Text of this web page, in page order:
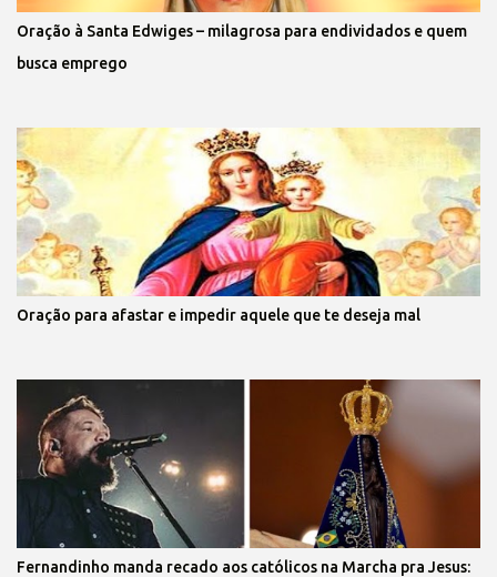
Oração à Santa Edwiges – milagrosa para endividados e quem
busca emprego
Oração para afastar e impedir aquele que te deseja mal
Fernandinho manda recado aos católicos na Marcha pra Jesus: